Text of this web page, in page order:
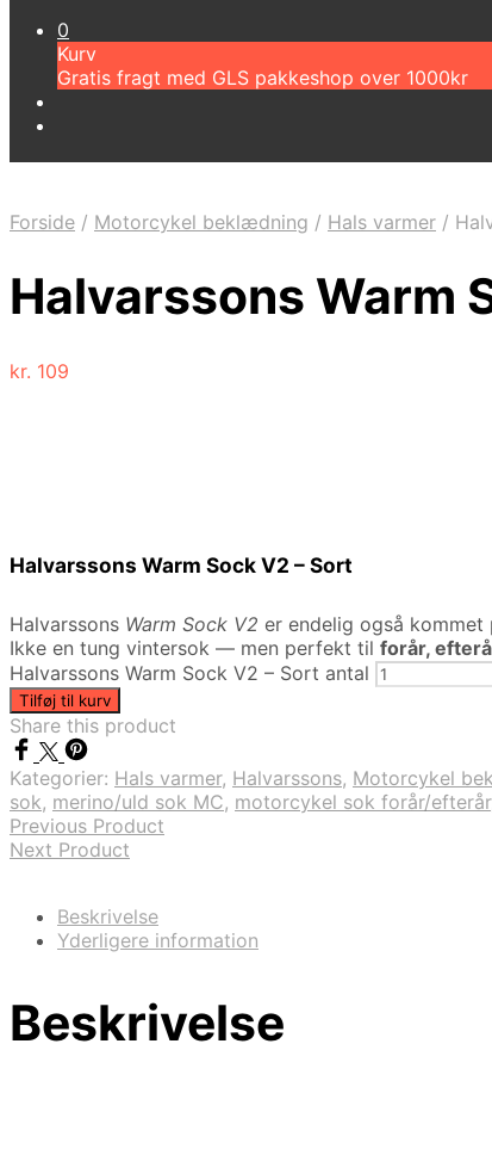
0
Kurv
Gratis fragt med GLS pakkeshop over 1000kr
Forside / Motorcykel beklædning / Hals varmer /
Halvarssons Warm
kr. 109
Halvarssons Warm Sock V2 – Sort
Halvarssons Warm Sock V2 er endelig også kommet
Ikke en tung vintersok — men perfekt til forår,
Halvarssons Warm Sock V2 – Sort antal
Tilføj til kurv
Share this product
Kategorier: Hals varmer, Halvarssons, Motorcykel
sok, merino/uld sok MC, motorcykel sok forår/efterår
Previous Product
Next Product
Beskrivelse
Yderligere information
Beskrivelse